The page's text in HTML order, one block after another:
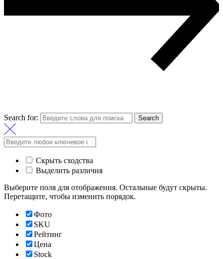
Search for: Search
Скрыть сходства
Выделить различия
Выберите поля для отображения. Остальные будут скрыты.
Перетащите, чтобы изменить порядок.
Фото
SKU
Рейтинг
Цена
Stock